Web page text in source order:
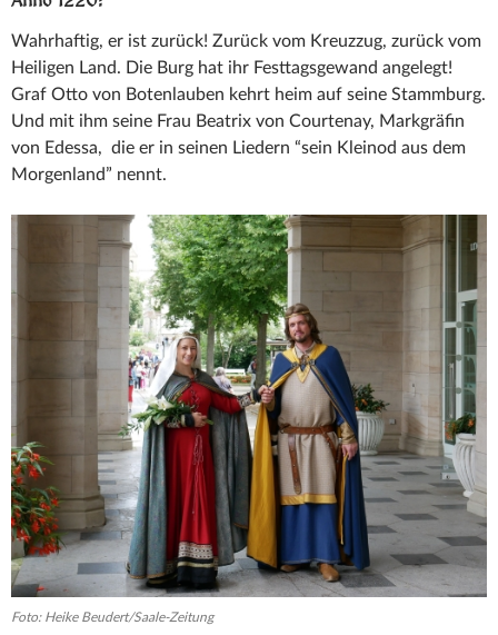
Wahrhaftig, er ist zurück! Zurück vom Kreuzzug, zurück vom
Heiligen Land. Die Burg hat ihr Festtagsgewand angelegt!
Graf Otto von Botenlauben kehrt heim auf seine Stammburg.
Und mit ihm seine Frau Beatrix von Courtenay, Markgräfin
von Edessa, die er in seinen Liedern “sein Kleinod aus dem
Morgenland” nennt.
Foto: Heike Beudert/Saale-Zeitung